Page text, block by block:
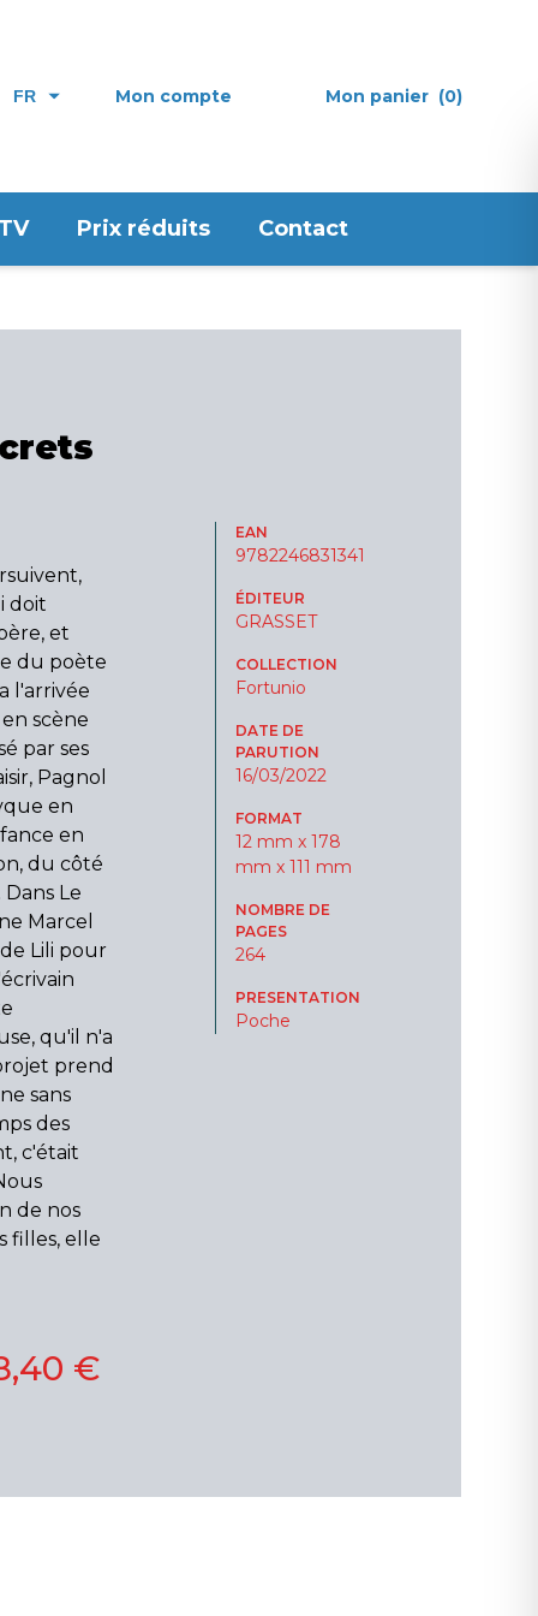
FR Mon compte Mon panier (0)
Prix réduits Contact
doit
et
du poète
l'arrivée
scène
par ses
Pagnol
en
en
du côté
Le
Marcel
Lili pour
qu'il n'a
prend
sans
des
c'était
de nos
filles, elle
EAN
9782246831341
ÉDITEUR
GRASSET
COLLECTION
Fortunio
DATE DE
PARUTION
16/03/2022
FORMAT
12 mm x 178
mm x 111 mm
NOMBRE DE
PAGES
264
PRESENTATION
Poche
€